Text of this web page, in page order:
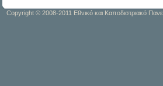
Copyright © 2008-2011 Εθνικό και Καποδιστριακό